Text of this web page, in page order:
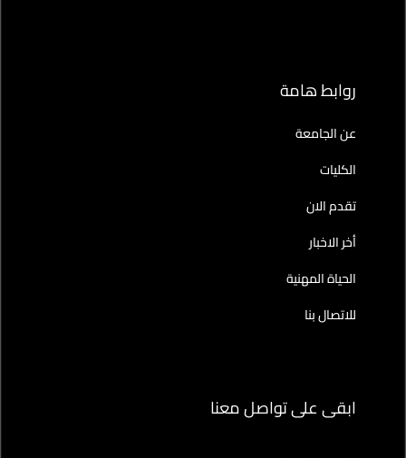
روابط هامة
عن الجامعة
الكليات
تقدم الان
أخر الاخبار
الحياة المهنية
للاتصال بنا
ابقى على تواصل معنا